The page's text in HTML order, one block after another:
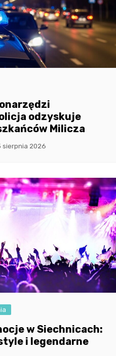
odzyskuje
Milicza
sierpnia 2026
w Siechnicach:
i legendarne